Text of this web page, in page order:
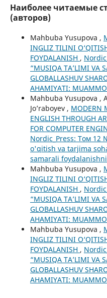
Наиболее читаемые
(авторов)
Mahbuba Yusupova ,
INGLIZ TILINI
FOYDALANISH ,
“MUSIQA TA’LIMI VA
GLOBALLASHUV
AHAMIYATI: MUAMMO
Mahbuba Yusupova ,
Jo’raboyev , MODERN
ENGLISH THROUGH
FOR COMPUTER
Nordic_Press: Том 12
o'qitish va tarjima
samarali
Mahbuba Yusupova ,
INGLIZ TILINI
FOYDALANISH ,
“MUSIQA TA’LIMI VA
GLOBALLASHUV
AHAMIYATI: MUAMMO
Mahbuba Yusupova ,
INGLIZ TILINI
FOYDALANISH ,
“MUSIQA TA’LIMI VA
GLOBALLASHUV
AHAMIYATI: MUAMMO